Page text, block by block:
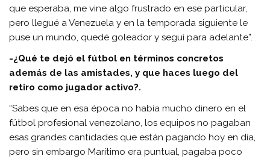
que esperaba, me vine algo frustrado en ese particular,
pero llegué a Venezuela y en la temporada siguiente le
puse un mundo, quedé goleador y seguí para adelante”.
-¿Qué te dejó el fútbol en términos concretos
además de las amistades, y que haces luego del
retiro como jugador activo?.
“Sabes que en esa época no había mucho dinero en el
fútbol profesional venezolano, los equipos no pagaban
esas grandes cantidades que están pagando hoy en día,
pero sin embargo Marítimo era puntual, pagaba poco